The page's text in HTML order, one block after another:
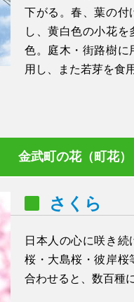
下がる。春、葉の付
し、黄白色の小花
色。庭木・街路樹に
用し、また若芽を食
金武町の花（町花）
さくら
日本人の心に咲き続
桜・大島桜・彼岸桜
合わせると、数百種